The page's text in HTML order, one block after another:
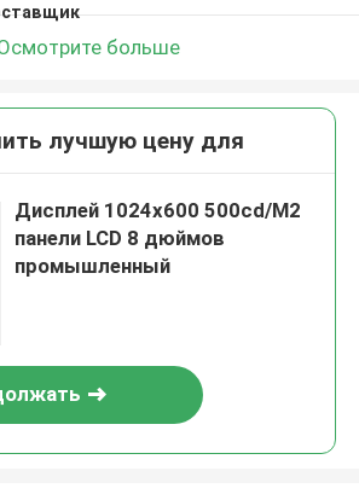
больше
лучшую цену для
Дисплей 1024x600 500cd/M2
панели LCD 8 дюймов
промышленный